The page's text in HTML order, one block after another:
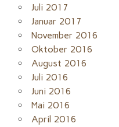
Juli 2017
Januar 2017
November 2016
Oktober 2016
August 2016
Juli 2016
Juni 2016
Mai 2016
April 2016